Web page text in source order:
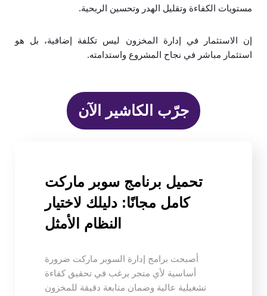
مستويات الكفاءة وتقليل الهدر وتحسين الربحية.
إن الاستثمار في إدارة المخزون ليس تكلفة إضافية، بل هو
استثمار مباشر في نجاح المشروع واستدامته.
جرّب الكاشير الآن
تحميل برنامج سوبر ماركت
كامل مجانًا: دليلك لاختيار
النظام الأمثل
أصبحت برامج إدارة السوبر ماركت ضرورة
أساسية لأي متجر يرغب في تحقيق كفاءة
تشغيلية عالية وضمان متابعة دقيقة للمخزون